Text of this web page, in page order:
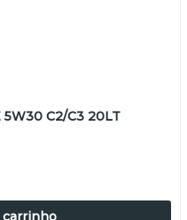
5W30 C2/C3 20LT
carrinho